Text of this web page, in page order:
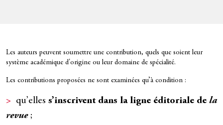
Texte
Les auteurs peuvent soumettre une contribution, quels que soient leur
système académique d'origine ou leur domaine de spécialité.
Les contributions proposées ne sont examinées qu’à condition :
qu’elles s’inscrivent dans la ligne éditoriale de la
revue;